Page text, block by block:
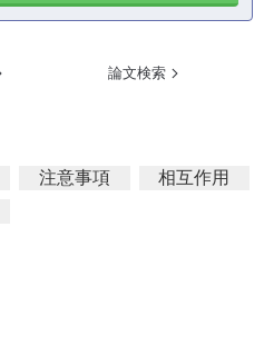
論文検索
注意事項
相互作用